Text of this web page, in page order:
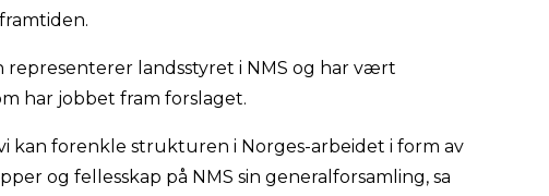
representerer landsstyret i NMS og har vært
har jobbet fram forslaget.
kan forenkle strukturen i Norges-arbeidet i form av
og fellesskap på NMS sin generalforsamling, sa